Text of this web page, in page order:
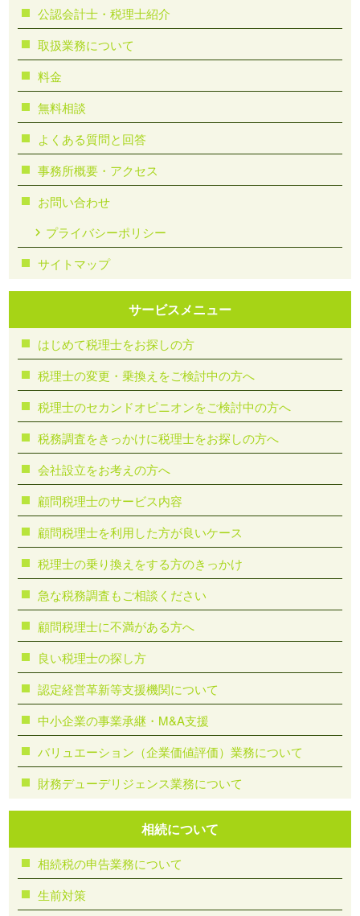
公認会計士・税理士紹介
取扱業務について
料金
無料相談
よくある質問と回答
事務所概要・アクセス
お問い合わせ
プライバシーポリシー
サイトマップ
サービスメニュー
はじめて税理士をお探しの方
税理士の変更・乗換えをご検討中の方へ
税理士のセカンドオピニオンをご検討中の方へ
税務調査をきっかけに税理士をお探しの方へ
会社設立をお考えの方へ
顧問税理士のサービス内容
顧問税理士を利用した方が良いケース
税理士の乗り換えをする方のきっかけ
急な税務調査もご相談ください
顧問税理⼠に不満がある⽅へ
良い税理士の探し方
認定経営革新等支援機関について
中小企業の事業承継・M&A支援
バリュエーション（企業価値評価）業務について
財務デューデリジェンス業務について
相続について
相続税の申告業務について
生前対策